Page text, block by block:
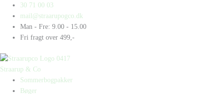
indholdet
30 71 00 03
mail@straarupogco.dk
Man - Fre: 9.00 - 15.00
Fri fragt over 499,-
Straarup & Co
Sommerbogpakker
Bøger
Products
search
Products
search
antal